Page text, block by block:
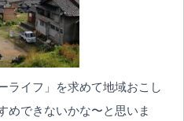
ライフ」を求めて地域おこし
めできないかな〜と思いま